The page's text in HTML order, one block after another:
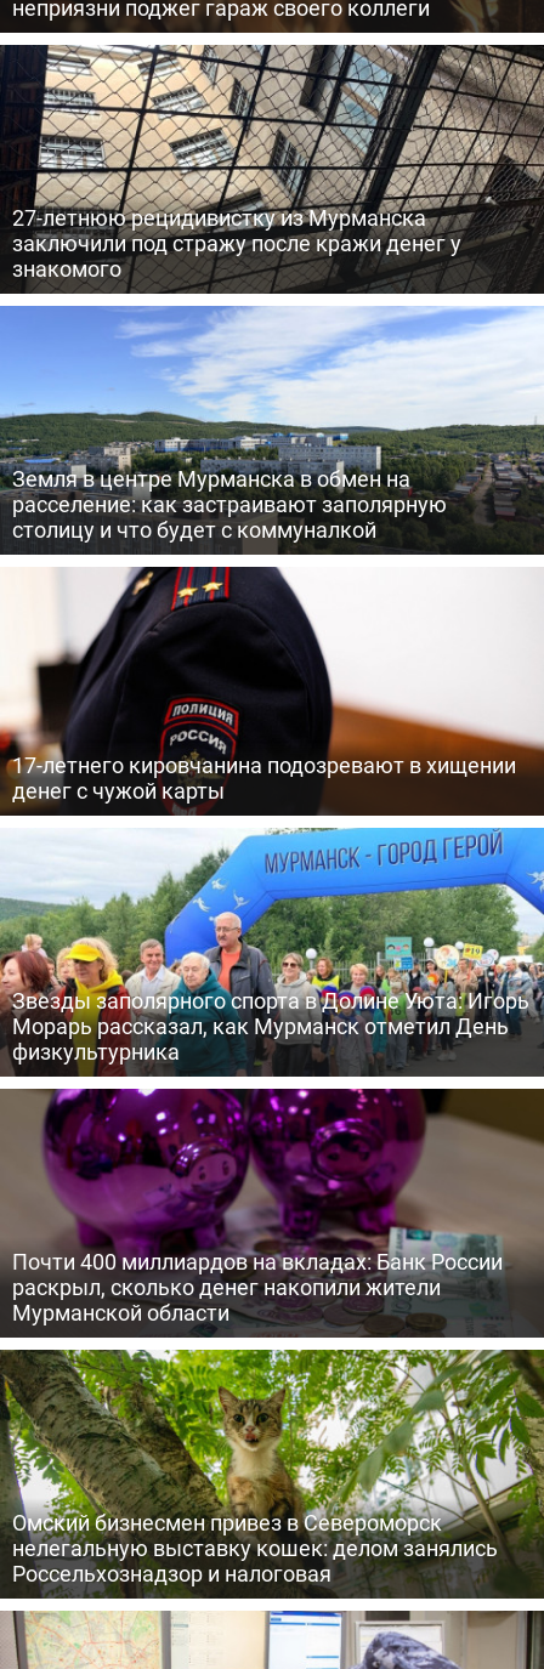
неприязни поджег гараж своего коллеги
27-летнюю рецидивистку из Мурманска
заключили под стражу после кражи денег у
знакомого
Земля в центре Мурманска в обмен на
расселение: как застраивают заполярную
столицу и что будет с коммуналкой
17-летнего кировчанина подозревают в хищении
денег с чужой карты
Звезды заполярного спорта в Долине Уюта: Игорь
Морарь рассказал, как Мурманск отметил День
физкультурника
Почти 400 миллиардов на вкладах: Банк России
раскрыл, сколько денег накопили жители
Мурманской области
Омский бизнесмен привез в Североморск
нелегальную выставку кошек: делом занялись
Россельхознадзор и налоговая